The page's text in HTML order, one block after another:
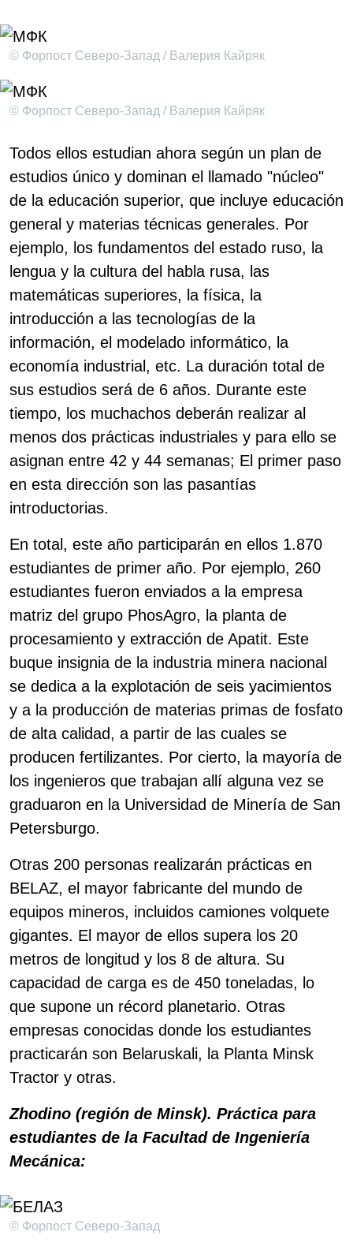
© Форпост Северо-Запад / Валерия Кайряк
© Форпост Северо-Запад / Валерия Кайряк
Todos ellos estudian ahora según un plan de
estudios único y dominan el llamado "núcleo"
de la educación superior, que incluye educación
general y materias técnicas generales. Por
ejemplo, los fundamentos del estado ruso, la
lengua y la cultura del habla rusa, las
matemáticas superiores, la física, la
introducción a las tecnologías de la
información, el modelado informático, la
economía industrial, etc. La duración total de
sus estudios será de 6 años. Durante este
tiempo, los muchachos deberán realizar al
menos dos prácticas industriales y para ello se
asignan entre 42 y 44 semanas; El primer paso
en esta dirección son las pasantías
introductorias.
En total, este año participarán en ellos 1.870
estudiantes de primer año. Por ejemplo, 260
estudiantes fueron enviados a la empresa
matriz del grupo PhosAgro, la planta de
procesamiento y extracción de Apatit. Este
buque insignia de la industria minera nacional
se dedica a la explotación de seis yacimientos
y a la producción de materias primas de fosfato
de alta calidad, a partir de las cuales se
producen fertilizantes. Por cierto, la mayoría de
los ingenieros que trabajan allí alguna vez se
graduaron en la Universidad de Minería de San
Petersburgo.
Otras 200 personas realizarán prácticas en
BELAZ, el mayor fabricante del mundo de
equipos mineros, incluidos camiones volquete
gigantes. El mayor de ellos supera los 20
metros de longitud y los 8 de altura. Su
capacidad de carga es de 450 toneladas, lo
que supone un récord planetario. Otras
empresas conocidas donde los estudiantes
practicarán son Belaruskali, la Planta Minsk
Tractor y otras.
Zhodino (región de Minsk). Práctica para
estudiantes de la Facultad de Ingeniería
Mecánica:
© Форпост Северо-Запад